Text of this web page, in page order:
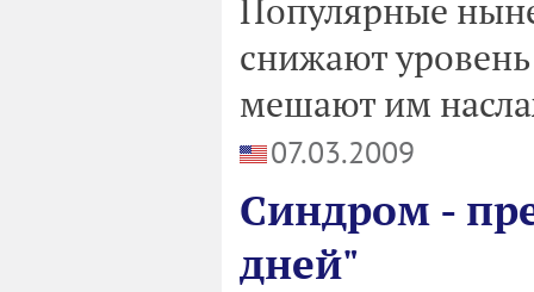
Популярные
снижают
мешают им
07.03.2009
Синдром -
дней"